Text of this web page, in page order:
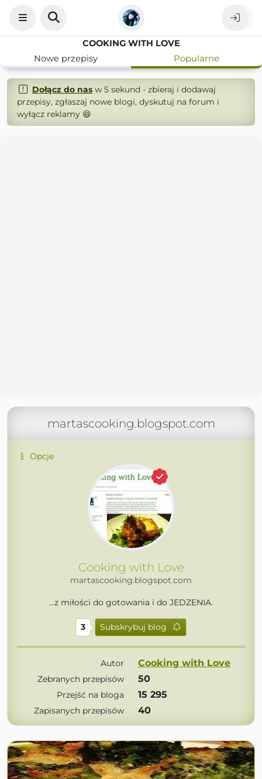
COOKING WITH LOVE
Nowe przepisy
Popularne
Dołącz do nasw 5 sekund - zbieraj i dodawaj
przepisy, zgłaszaj nowe blogi, dyskutuj na forum i
wyłącz reklamy 😄
martascooking.blogspot.com
Opcje
Cooking with Love
martascooking.blogspot.com
...z miłości do gotowania i do JEDZENIA.
3 Subskrybuj blog
Autor Cooking with Love
Zebranych przepisów 50
Przejść na bloga 15 295
Zapisanych przepisów 40